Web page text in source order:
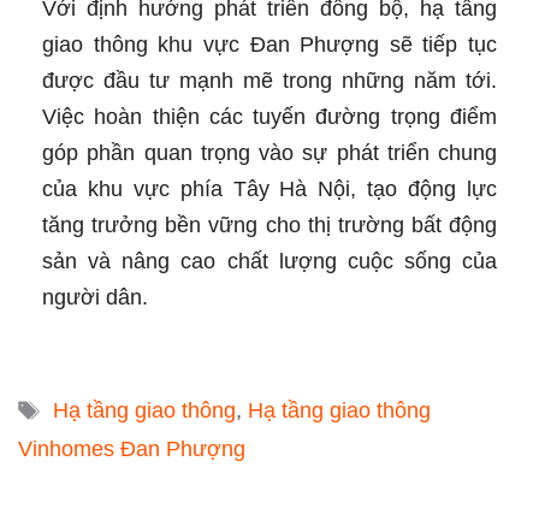
Với định hướng phát triển đồng bộ, hạ tầng
giao thông khu vực Đan Phượng sẽ tiếp tục
được đầu tư mạnh mẽ trong những năm tới.
Việc hoàn thiện các tuyến đường trọng điểm
góp phần quan trọng vào sự phát triển chung
của khu vực phía Tây Hà Nội, tạo động lực
tăng trưởng bền vững cho thị trường bất động
sản và nâng cao chất lượng cuộc sống của
người dân.
Tags
Hạ tầng giao thông, Hạ tầng giao thông
Vinhomes Đan Phượng